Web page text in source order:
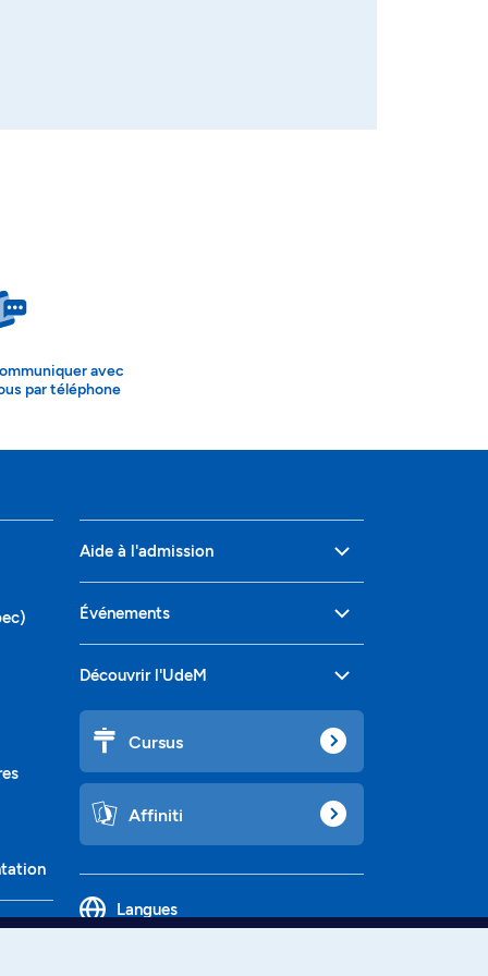
avec
par téléphone
Aide à l'admission
Événements
Découvrir l'UdeM
Cursus
Affiniti
Langues